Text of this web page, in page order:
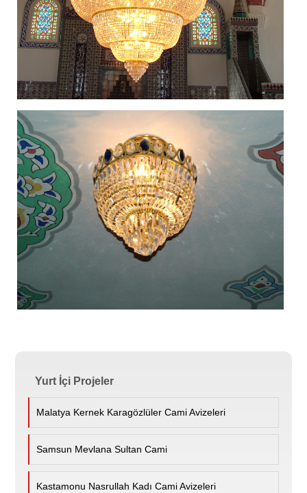
Yurt İçi Projeler
Malatya Kernek Karagözlüler Cami Avizeleri
Samsun Mevlana Sultan Cami
Kastamonu Nasrullah Kadı Cami Avizeleri